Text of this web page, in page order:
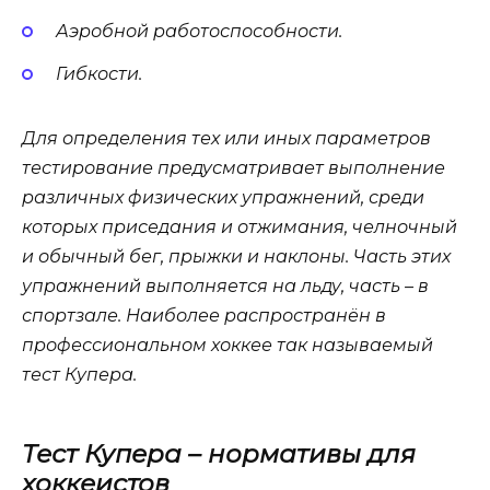
Аэробной работоспособности.
Гибкости.
Для определения тех или иных параметров
тестирование предусматривает выполнение
различных физических упражнений, среди
которых приседания и отжимания, челночный
и обычный бег, прыжки и наклоны. Часть этих
упражнений выполняется на льду, часть – в
спортзале. Наиболее распространён в
профессиональном хоккее так называемый
тест Купера.
Тест Купера – нормативы для
хоккеистов